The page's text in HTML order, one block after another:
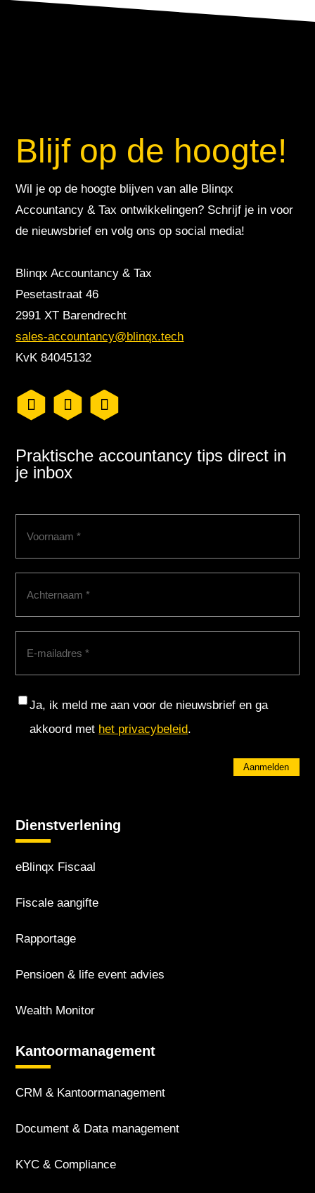
Blijf op de hoogte!
Wil je op de hoogte blijven van alle Blinqx
Accountancy & Tax ontwikkelingen? Schrijf je in voor
de nieuwsbrief en volg ons op social media!
Blinqx Accountancy & Tax
Pesetastraat 46
2991 XT Barendrecht
sales-accountancy@blinqx.tech
KvK 84045132
Praktische accountancy tips direct in
je inbox
Consent
Ja, ik meld me aan voor de nieuwsbrief en ga
akkoord met het privacybeleid.
Aanmelden
Dienstverlening
eBlinqx Fiscaal
Fiscale aangifte
Rapportage
Pensioen & life event advies
Wealth Monitor
Kantoor­management
CRM & Kantoor­management
Document & Data management
KYC & Compliance